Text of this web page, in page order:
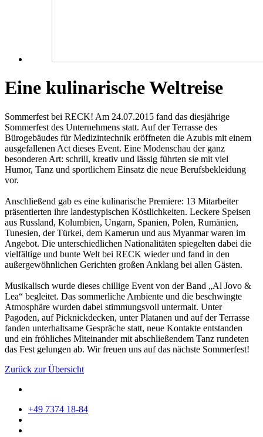
Eine kulinarische Weltreise
Sommerfest bei RECK! Am 24.07.2015 fand das diesjährige
Sommerfest des Unternehmens statt. Auf der Terrasse des
Bürogebäudes für Medizintechnik eröffneten die Azubis mit einem
ausgefallenen Act dieses Event. Eine Modenschau der ganz
besonderen Art: schrill, kreativ und lässig führten sie mit viel
Humor, Tanz und sportlichem Einsatz die neue Berufsbekleidung
vor.
Anschließend gab es eine kulinarische Premiere: 13 Mitarbeiter
präsentierten ihre landestypischen Köstlichkeiten. Leckere Speisen
aus Russland, Kolumbien, Ungarn, Spanien, Polen, Rumänien,
Tunesien, der Türkei, dem Kamerun und aus Myanmar waren im
Angebot. Die unterschiedlichen Nationalitäten spiegelten dabei die
vielfältige und bunte Welt bei RECK wieder und fand in den
außergewöhnlichen Gerichten großen Anklang bei allen Gästen.
Musikalisch wurde dieses chillige Event von der Band „Al Jovo &
Lea“ begleitet. Das sommerliche Ambiente und die beschwingte
Atmosphäre wurden dabei stimmungsvoll untermalt. Unter
Pagoden, auf Picknickdecken, unter Platanen und auf der Terrasse
fanden unterhaltsame Gespräche statt, neue Kontakte entstanden
und ein fröhliches Miteinander mit abschließendem Tanz rundeten
das Fest gelungen ab. Wir freuen uns auf das nächste Sommerfest!
Zurück zur Übersicht
+49 7374 18-84